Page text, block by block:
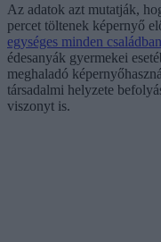
Az adatok azt mutatják,
percet töltenek képernyő
egységes minden családban
édesanyák gyermekei
meghaladó
társadalmi helyzete
viszonyt is.